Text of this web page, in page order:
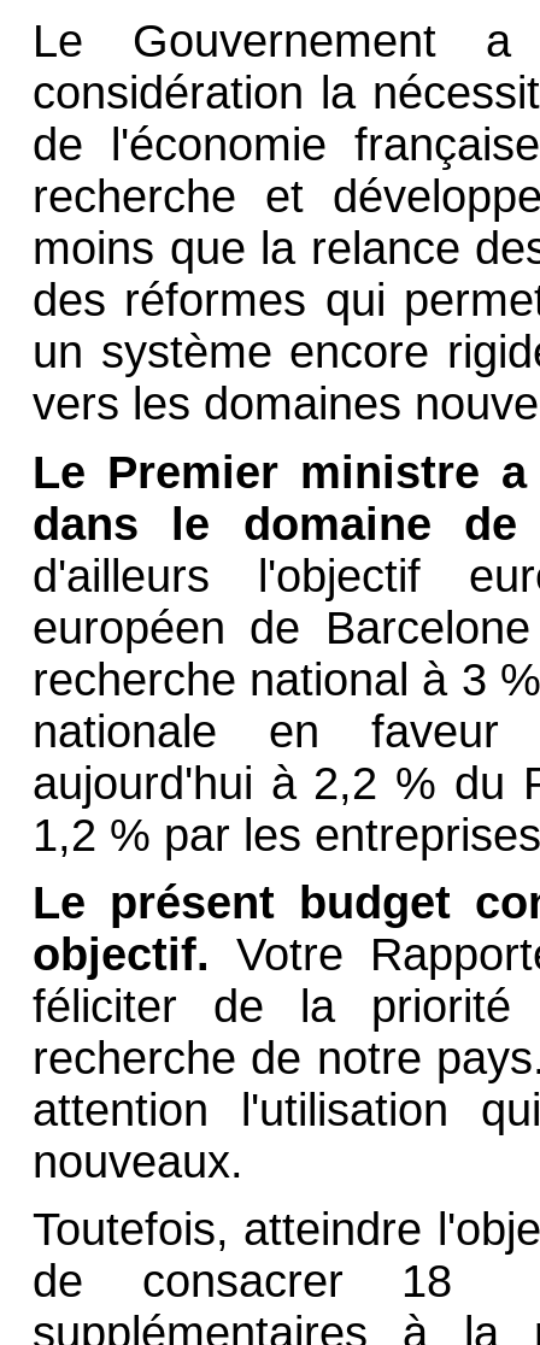
Le Gouvernement
considération la
de l'économie
recherche et
moins que la relance
des réformes qui
un système encore
vers les domaines
Le Premier ministre
dans le domaine de
d'ailleurs l'objectif
européen de
recherche national à 3
nationale en
aujourd'hui à 2,2 % du
1,2 % par les
Le présent budget
objectif. Votre
féliciter de la
recherche de notre
attention l'utilisation
nouveaux.
Toutefois, atteindre
de consacrer
supplémentaires à la